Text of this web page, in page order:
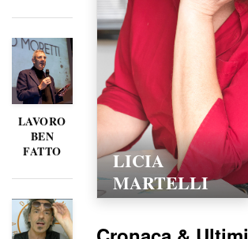
LAVORO
BEN
FATTO
LICIA
MARTELLI